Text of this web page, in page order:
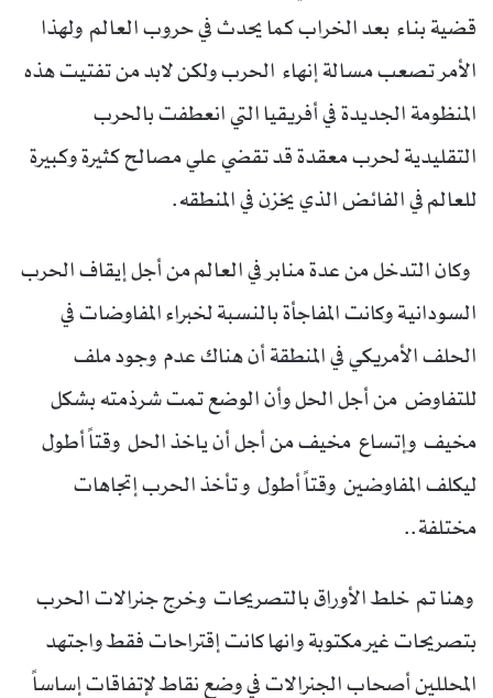
قضية بناء بعد الخراب كما يحدث في حروب العالم ولهذا
الأمر تصعب مسالة إنهاء الحرب ولكن لابد من تفتيت هذه
المنظومة الجديدة في أفريقيا التي انعطفت بالحرب
التقليدية لحرب معقدة قد تقضي علي مصالح كثيرة وكبيرة
للعالم في الفائض الذي يخزن في المنطقه.
وكان التدخل من عدة منابر في العالم من أجل إيقاف الحرب
السودانية وكانت المفاجأة بالنسبة لخبراء المفاوضات في
الحلف الأمريكي في المنطقة أن هناك عدم وجود ملف
للتفاوض من أجل الحل وأن الوضع تمت شرذمته بشكل
مخيف وإتساع مخيف من أجل أن ياخذ الحل وقتاً أطول
ليكلف المفاوضين وقتاً أطول و تأخذ الحرب إتجاهات
مختلفة..
وهنا تم خلط الأوراق بالتصريحات وخرج جنرالات الحرب
بتصريحات غير مكتوبة وانها كانت إقتراحات فقط واجتهد
المحللين أصحاب الجنرالات في وضع نقاط لإتفاقات إساساً